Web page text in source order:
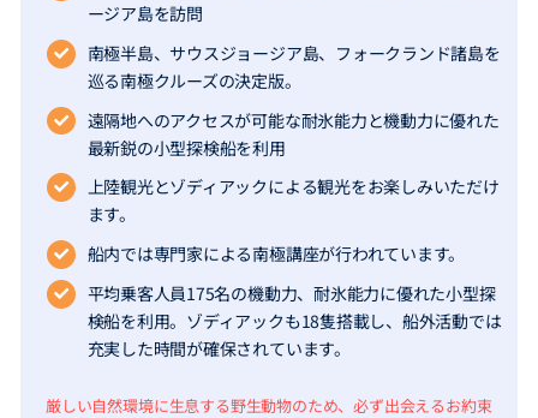
ージア島を訪問
南極半島、サウスジョージア島、フォークランド諸島を
巡る南極クルーズの決定版。
遠隔地へのアクセスが可能な耐氷能力と機動力に優れた
最新鋭の小型探検船を利用
上陸観光とゾディアックによる観光をお楽しみいただけ
ます。
船内では専門家による南極講座が行われています。
平均乗客人員175名の機動力、耐氷能力に優れた小型探
検船を利用。ゾディアックも18隻搭載し、船外活動では
充実した時間が確保されています。
厳しい自然環境に生息する野生動物のため、必ず出会えるお約束